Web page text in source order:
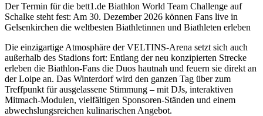
Der Termin für die bett1.de Biathlon World Team Challenge auf
Schalke steht fest: Am 30. Dezember 2026 können Fans live in
Gelsenkirchen die weltbesten Biathletinnen und Biathleten erleben
Die einzigartige Atmosphäre der VELTINS-Arena setzt sich auch
außerhalb des Stadions fort: Entlang der neu konzipierten Strecke
erleben die Biathlon-Fans die Duos hautnah und feuern sie direkt an
der Loipe an. Das Winterdorf wird den ganzen Tag über zum
Treffpunkt für ausgelassene Stimmung – mit DJs, interaktiven
Mitmach-Modulen, vielfältigen Sponsoren-Ständen und einem
abwechslungsreichen kulinarischen Angebot.